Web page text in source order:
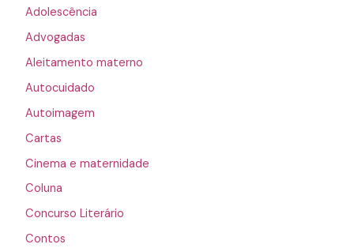
Adolescência
Advogadas
Aleitamento materno
Autocuidado
Autoimagem
Cartas
Cinema e maternidade
Coluna
Concurso Literário
Contos